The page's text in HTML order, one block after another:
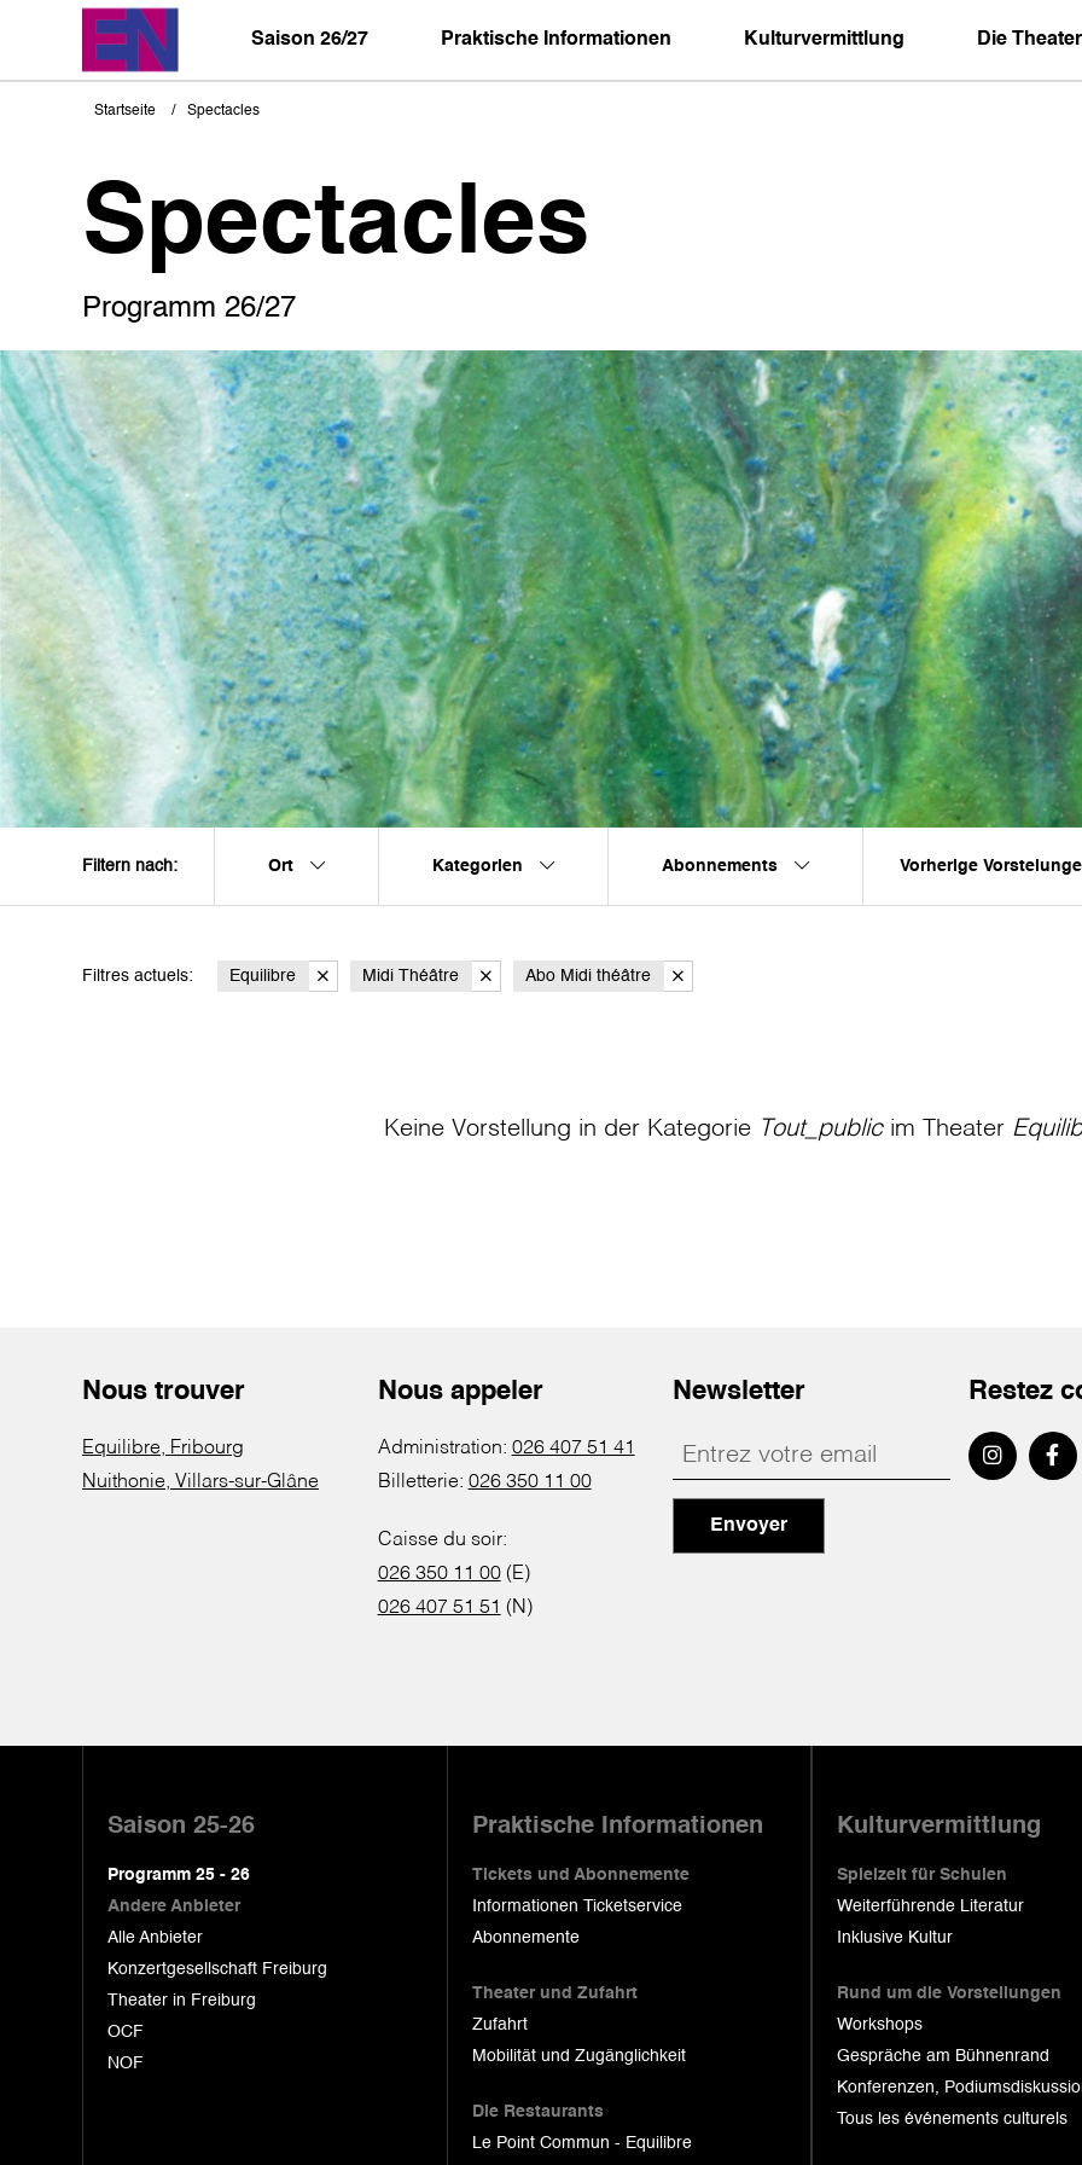
Saison 26/27 Praktische Informationen Kulturvermittlung Die Theater
Pfadnavigation
Startseite Spectacles
Spectacles
Programm 26/27
Filtern nach: Ort Kategorien Abonnements Vorherige
Filtres actuels: Equilibre Midi Théâtre Abo Midi théâtre
Keine Vorstellung in der Kategorie Tout_publicim Theater
Nous trouver
Equilibre, Fribourg
Nuithonie, Villars-sur-Glâne
Nous appeler
Administration: 026 407 51 41
Billetterie: 026 350 11 00
Caisse du soir:
026 350 11 00(E)
026 407 51 51 (N)
Newsletter
Envoyer
Restez
Saison 25-26
Programm 25 - 26
Andere Anbieter
Alle Anbieter
Konzertgesellschaft Freiburg
Theater in Freiburg
OCF
NOF
Praktische Informationen
Tickets und Abonnemente
Informationen Ticketservice
Abonnemente
Theater und Zufahrt
Zufahrt
Mobilität und Zugänglichkeit
Die Restaurants
Le Point Commun - Equilibre
Kulturvermittlung
Spielzeit für Schulen
Weiterführende Literatur
Inklusive Kultur
Rund um die Vorstellungen
Workshops
Gespräche am Bühnenrand
Konferenzen,
Tous les événements culturels